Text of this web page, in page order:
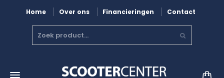
Home Over ons Financieringen Contact